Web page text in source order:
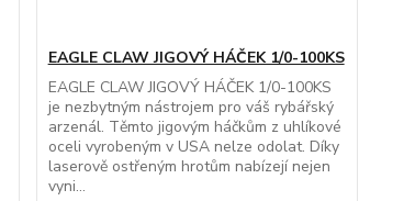
EAGLE CLAW JIGOVÝ HÁČEK 1/0-100KS
EAGLE CLAW JIGOVÝ HÁČEK 1/0-100KS
je nezbytným nástrojem pro váš rybářský
arzenál. Těmto jigovým háčkům z uhlíkové
oceli vyrobeným v USA nelze odolat. Díky
laserově ostřeným hrotům nabízejí nejen
vyni...